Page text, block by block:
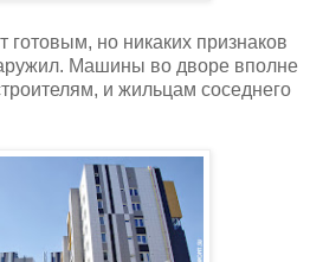
но никаких признаков
Машины во дворе вполне
и жильцам соседнего